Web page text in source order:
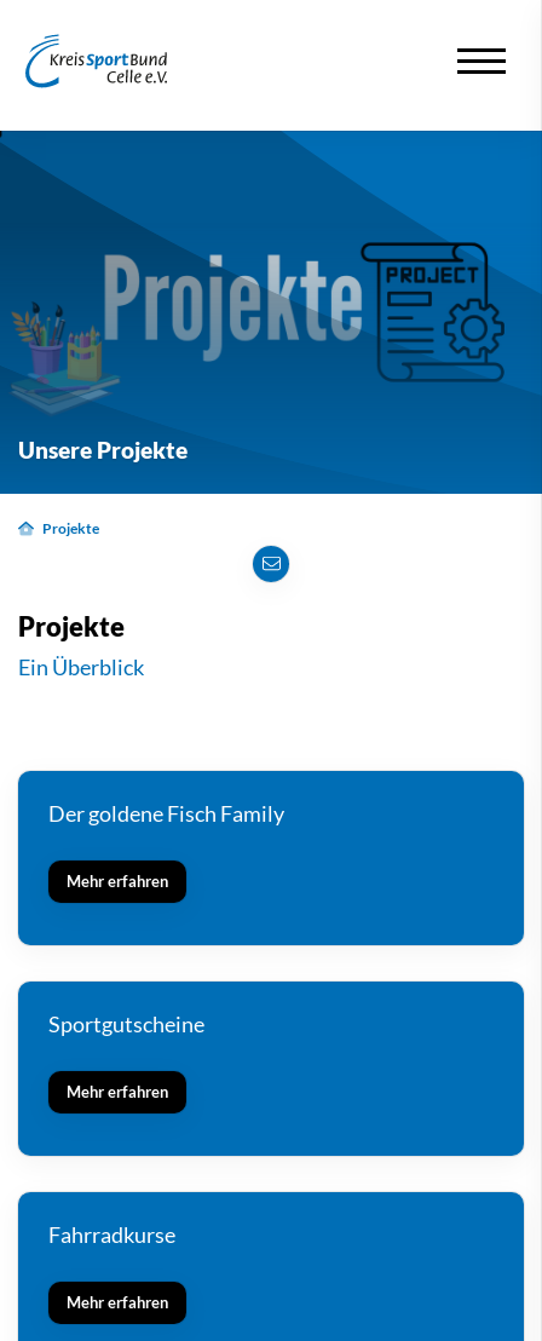
Unsere Projekte
Projekte
Projekte
Ein Überblick
Der goldene Fisch Family
Mehr erfahren
Sportgutscheine
Mehr erfahren
Fahrradkurse
Mehr erfahren